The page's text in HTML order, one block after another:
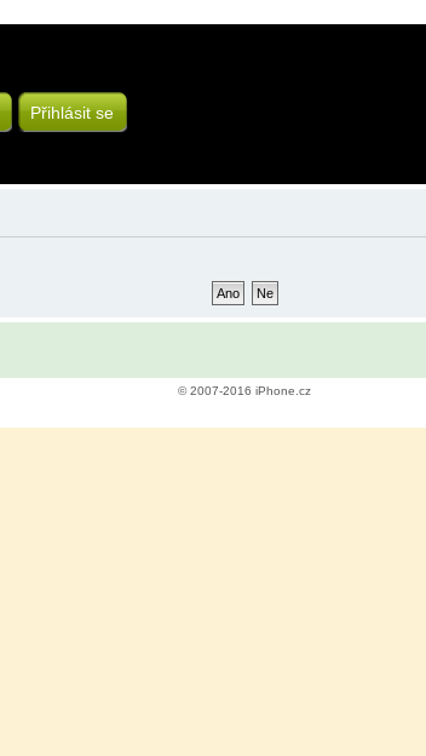
Přihlásit se
© 2007-2016 iPhone.cz